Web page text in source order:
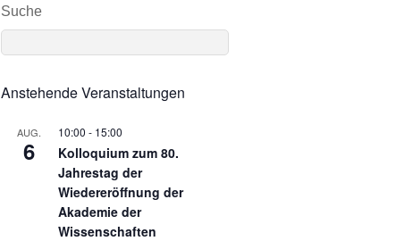
Suche
Anstehende Veranstaltungen
AUG.
6
10:00 - 15:00
Kolloquium zum 80.
Jahrestag der
Wiedereröffnung der
Akademie der
Wissenschaften